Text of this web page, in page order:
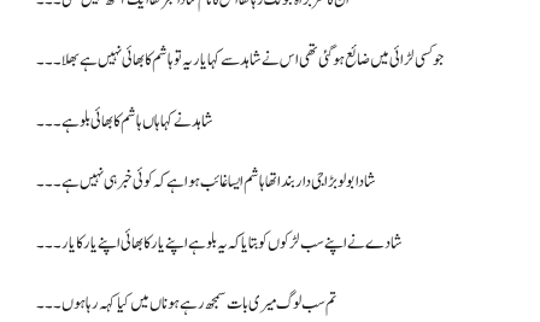
جو کسی لڑائی میں ضائع ہو گئی تھی اس نے شاہد سے کہا یار یہ تو ہاشم کا بھائی نہیں ہے بھلا۔۔۔
شاہد نے کہا ہاں ہاشم کا بھائی بلو ہے۔۔۔
شادا بولو بڑا جی دار بندا تھا ہاشم ایسا غائب ہوا ہے کہ کوئی خبر ہی نہیں ہے۔۔۔
شادے نے اپنے سب لڑکوں کو بتایا کہ یہ بلو ہے اپنے یار کا بھائی اپنے یار کا یار ۔۔۔
تم سب لوگ میری بات سمجھ رہے ہو ناں میں کیا کہہ رہا ہوں۔۔۔